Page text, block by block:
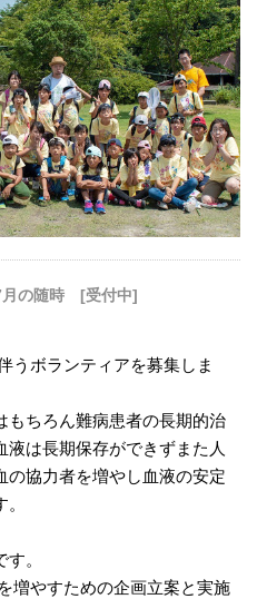
月の随時 [受付中]
うボランティアを募集しま
もちろん難病患者の長期的治
は長期保存ができずまた人
の協力者を増やし血液の安定
。
増やすための企画立案と実施